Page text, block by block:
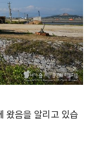
왔음을 알리고 있습